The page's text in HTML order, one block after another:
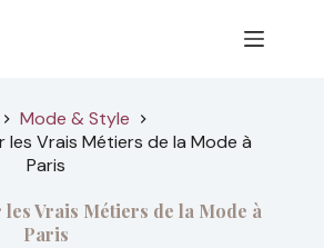
Mode & Style
les Vrais Métiers de la Mode à
Paris
les Vrais Métiers de la Mode à
Paris